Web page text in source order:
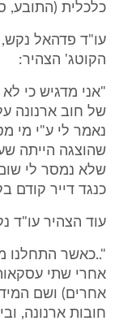
כלכלית (התובע, סעיף 12
עו"ד פדהאל
הקוטג' הצהיר:
"אני מדגיש כי
של חוב ארנונה
נאמר לי ע"י מי
שהוצגה הייתה
שלא נמסר לי
כנגד דייר קודם
עוד הצהיר עו"ד
"..כאשר התחלנו
אחרי שתי
אחרים) ושם
חובות ארנונה,